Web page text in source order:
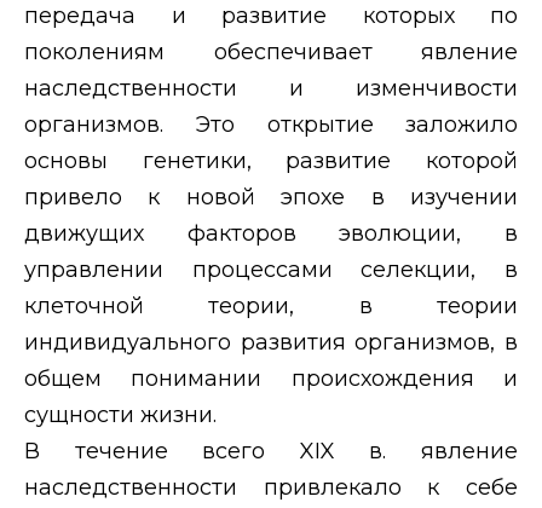
передача и развитие которых по
поколениям обеспечивает явление
наследственности и изменчивости
организмов. Это открытие заложило
основы генетики, развитие которой
привело к новой эпохе в изучении
движущих факторов эволюции, в
управлении процессами селекции, в
клеточной теории, в теории
индивидуального развития организмов, в
общем понимании происхождения и
сущности жизни.
В течение всего XIX в. явление
наследственности привлекало к себе